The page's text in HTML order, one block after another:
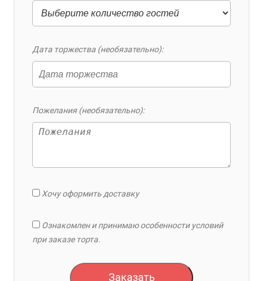
Дата торжества (необязательно):
Пожелания (необязательно):
Хочу оформить доставку
Ознакомлен и принимаю особенности условий
при заказе торта.
Заказать